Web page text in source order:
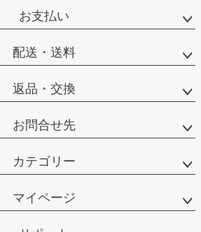
お支払い
配送・送料
返品・交換
お問合せ先
カテゴリー
マイページ